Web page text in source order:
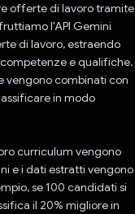
offerte di lavoro tramite
l'API Gemini
di lavoro, estraendo
e qualifiche.
vengono combinati con
in modo
curriculum vengono
e i dati estratti vengono
se 100 candidati si
il 20% migliore in